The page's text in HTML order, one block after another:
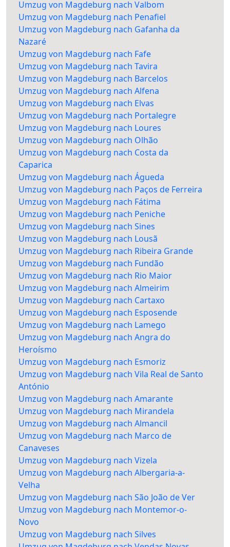
Umzug von Magdeburg nach Valbom
Umzug von Magdeburg nach Penafiel
Umzug von Magdeburg nach Gafanha da
Nazaré
Umzug von Magdeburg nach Fafe
Umzug von Magdeburg nach Tavira
Umzug von Magdeburg nach Barcelos
Umzug von Magdeburg nach Alfena
Umzug von Magdeburg nach Elvas
Umzug von Magdeburg nach Portalegre
Umzug von Magdeburg nach Loures
Umzug von Magdeburg nach Olhão
Umzug von Magdeburg nach Costa da
Caparica
Umzug von Magdeburg nach Águeda
Umzug von Magdeburg nach Paços de Ferreira
Umzug von Magdeburg nach Fátima
Umzug von Magdeburg nach Peniche
Umzug von Magdeburg nach Sines
Umzug von Magdeburg nach Lousã
Umzug von Magdeburg nach Ribeira Grande
Umzug von Magdeburg nach Fundão
Umzug von Magdeburg nach Rio Maior
Umzug von Magdeburg nach Almeirim
Umzug von Magdeburg nach Cartaxo
Umzug von Magdeburg nach Esposende
Umzug von Magdeburg nach Lamego
Umzug von Magdeburg nach Angra do
Heroísmo
Umzug von Magdeburg nach Esmoriz
Umzug von Magdeburg nach Vila Real de Santo
António
Umzug von Magdeburg nach Amarante
Umzug von Magdeburg nach Mirandela
Umzug von Magdeburg nach Almancil
Umzug von Magdeburg nach Marco de
Canaveses
Umzug von Magdeburg nach Vizela
Umzug von Magdeburg nach Albergaria-a-
Velha
Umzug von Magdeburg nach São João de Ver
Umzug von Magdeburg nach Montemor-o-
Novo
Umzug von Magdeburg nach Silves